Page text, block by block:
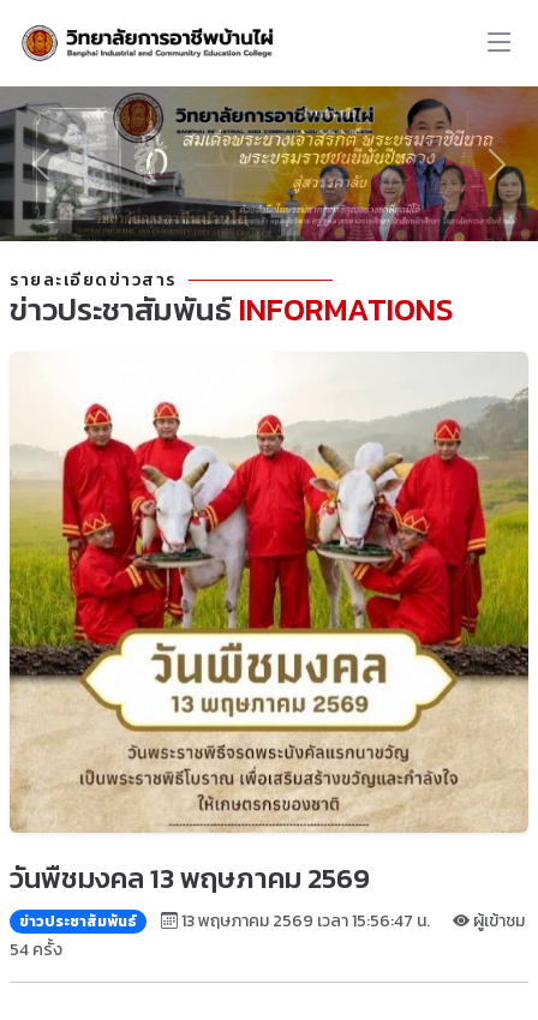
รายละเอียดข่าวสาร
ข่าวประชาสัมพันธ์INFORMATIONS
วันพืชมงคล 13 พฤษภาคม 2569
ข่าวประชาสัมพันธ์ 13 พฤษภาคม 2569 เวลา 15:56:47 น.
ผู้เข้าชม
54 ครั้ง